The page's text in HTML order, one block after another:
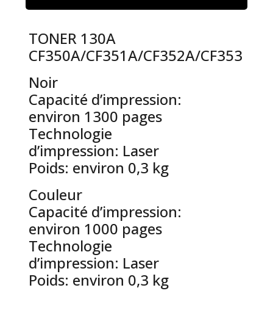
TONER 130A
CF350A/CF351A/CF352A/CF353
Noir
Capacité d’impression:
environ 1300 pages
Technologie
d’impression: Laser
Poids: environ 0,3 kg
Couleur
Capacité d’impression:
environ 1000 pages
Technologie
d’impression: Laser
Poids: environ 0,3 kg